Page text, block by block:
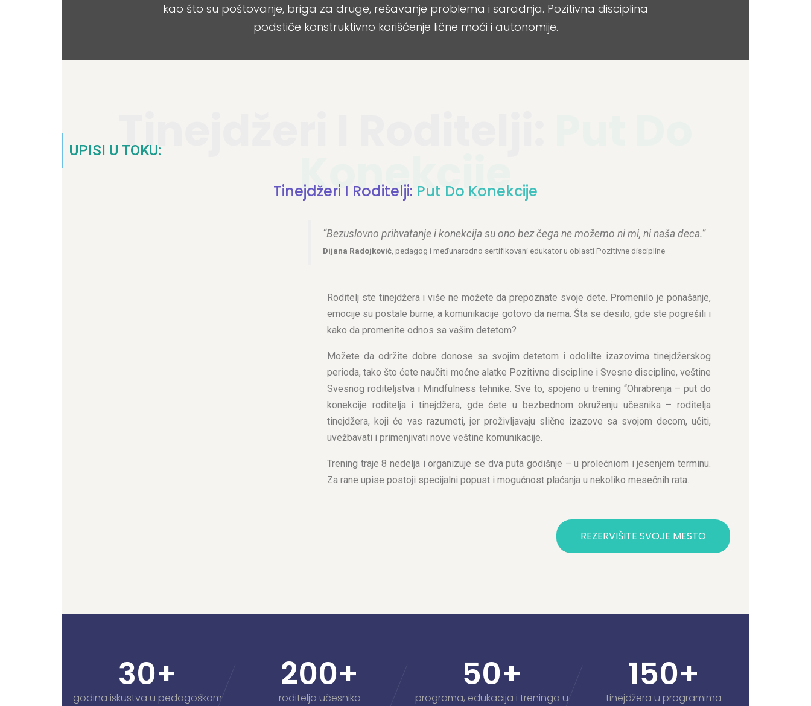
kao što su poštovanje, briga za druge, rešavanje problema i saradnja. Pozitivna disciplina
podstiče konstruktivno korišćenje lične moći i autonomije.
UPISI U TOKU:
Tinejdžeri I Roditelji: Put Do Konekcije
Tinejdžeri I Roditelji:
Konekcije
“Bezuslovno prihvatanje i konekcija su ono bez čega ne možemo ni mi, ni naša deca.”
Dijana Radojković , pedagog i međunarodno sertifikovani edukator u oblasti Pozitivne discipline
Roditelj ste tinejdžera i više ne možete da prepoznate svoje dete. Promenilo je ponašanje,
emocije su postale burne, a komunikacije gotovo da nema. Šta se desilo, gde ste pogrešili i
kako da promenite odnos sa vašim detetom?
Možete da održite dobre donose sa svojim detetom i odolilte izazovima tinejdžerskog
perioda, tako što ćete naučiti moćne alatke Pozitivne discipline i Svesne discipline, veštine
Svesnog roditeljstva i Mindfulness tehnike. Sve to, spojeno u trening “Ohrabrenja – put do
konekcije roditelja i tinejdžera, gde ćete u bezbednom okruženju učesnika – roditelja
tinejdžera, koji će vas razumeti, jer proživljavaju slične izazove sa svojom decom, učiti,
uvežbavati i primenjivati nove veštine komunikacije.
Trening traje 8 nedelja i organizuje se dva puta godišnje – u prolećniom i jesenjem terminu.
Za rane upise postoji specijalni popust i mogućnost plaćanja u nekoliko mesečnih rata.
REZERVIŠITE SVOJE MESTO
30+
godina iskustva u pedagoškom
200+
roditelja učesnika
50+
programa, edukacija i treninga u
150+
tinejdžera u programima